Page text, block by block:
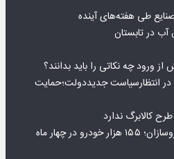
طی هفته‌های آینده
در تابستان
از ورود چه نکاتی را باید بدانند؟
انتظارسیاست جدیددولت؛حمایت
کالابرگ ندارد
افت ۳۴ درصدی فروش خودروسازان؛ ۱۵۵ هزار خودرو در چهار ماه